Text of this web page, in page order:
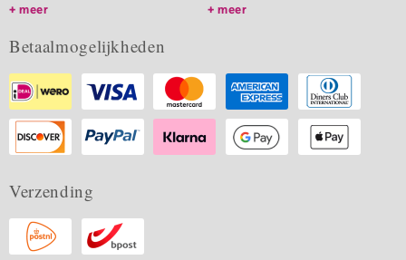
meer
meer
Betaalmogelijkheden
Verzending